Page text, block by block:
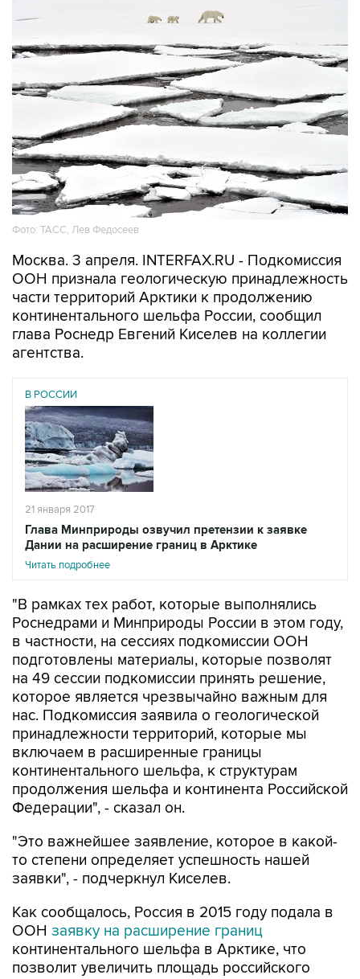
Фото: ТАСС, Лев Федосеев
Москва. 3 апреля. INTERFAX.RU - Подкомиссия
ООН признала геологическую принадлежность
части территорий Арктики к продолжению
континентального шельфа России, сообщил
глава Роснедр Евгений Киселев на коллегии
агентства.
В РОССИИ
21 января 2017
Глава Минприроды озвучил претензии к заявке
Дании на расширение границ в Арктике
Читать подробнее
"В рамках тех работ, которые выполнялись
Роснедрами и Минприроды России в этом году,
в частности, на сессиях подкомиссии ООН
подготовлены материалы, которые позволят
на 49 сессии подкомиссии принять решение,
которое является чрезвычайно важным для
нас. Подкомиссия заявила о геологической
принадлежности территорий, которые мы
включаем в расширенные границы
континентального шельфа, к структурам
продолжения шельфа и континента Российской
Федерации", - сказал он.
"Это важнейшее заявление, которое в какой-
то степени определяет успешность нашей
заявки", - подчеркнул Киселев.
Как сообщалось, Россия в 2015 году подала в
ООН заявку на расширение границ
континентального шельфа в Арктике, что
позволит увеличить площадь российского